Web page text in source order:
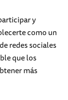
y
como un
redes sociales
que los
más